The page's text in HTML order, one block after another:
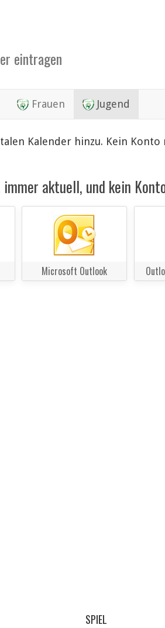
eintragen
Frauen Jugend
Kalender hinzu. Kein
aktuell, und kein
Microsoft Outlook
SPIEL